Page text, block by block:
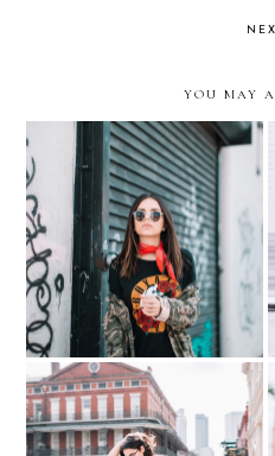
YOU MAY
More Roses...Less Guns